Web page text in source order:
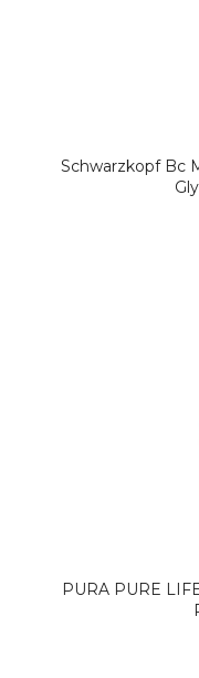
Schwarzkopf Bc
PURA PURE